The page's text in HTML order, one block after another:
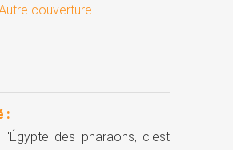
couverture
:
l'Égypte des pharaons, c'est